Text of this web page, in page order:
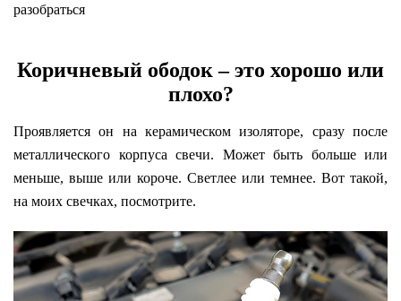
разобраться
Коричневый ободок – это хорошо или
плохо?
Проявляется он на керамическом изоляторе, сразу после
металлического корпуса свечи. Может быть больше или
меньше, выше или короче. Светлее или темнее. Вот такой,
на моих свечках, посмотрите.